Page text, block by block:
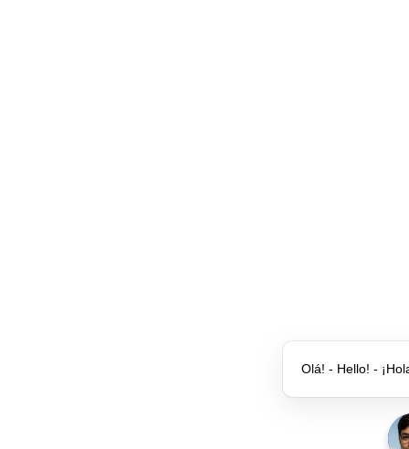
Olá! - Hello! -